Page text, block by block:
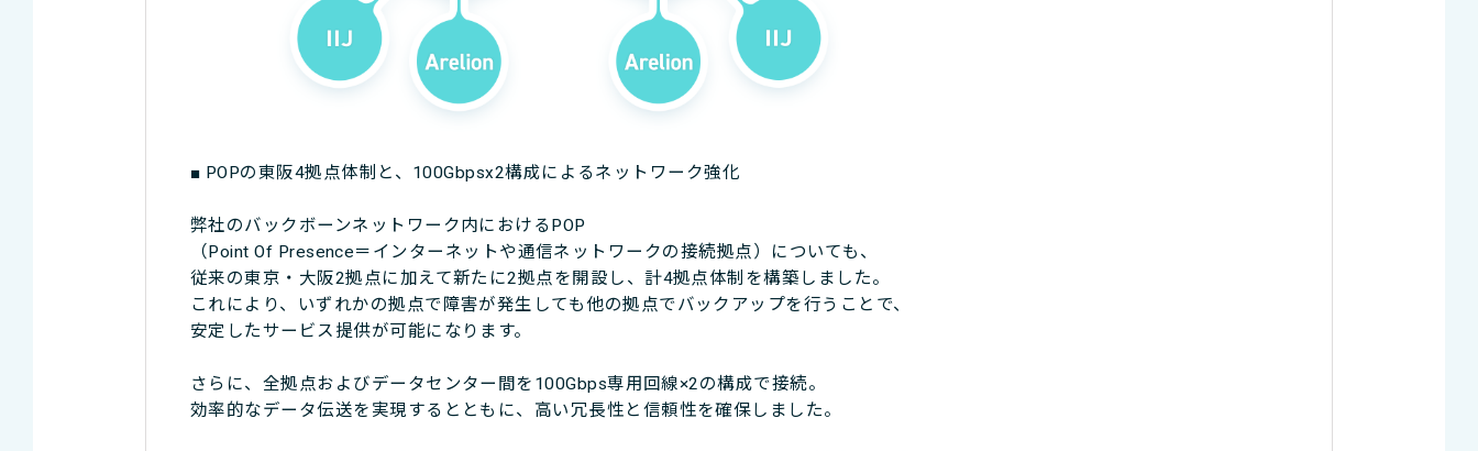
■ POPの東阪4拠点体制と、100Gbpsx2構成によるネットワーク強化
弊社のバックボーンネットワーク内におけるPOP
（Point Of Presence＝インターネットや通信ネットワークの接続拠点）についても、
従来の東京・大阪2拠点に加えて新たに2拠点を開設し、計4拠点体制を構築しました。
これにより、いずれかの拠点で障害が発生しても他の拠点でバックアップを行うことで、
安定したサービス提供が可能になります。
さらに、全拠点およびデータセンター間を100Gbps専用回線×2の構成で接続。
効率的なデータ伝送を実現するとともに、高い冗長性と信頼性を確保しました。